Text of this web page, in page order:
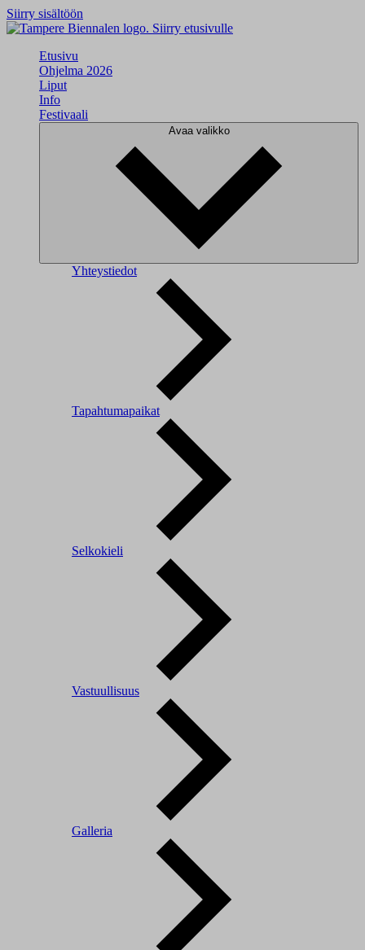
Siirry sisältöön
Siirry etusivulle
Etusivu
Ohjelma 2026
Liput
Info
Festivaali
Avaa valikko
Yhteystiedot
Tapahtumapaikat
Selkokieli
Vastuullisuus
Galleria